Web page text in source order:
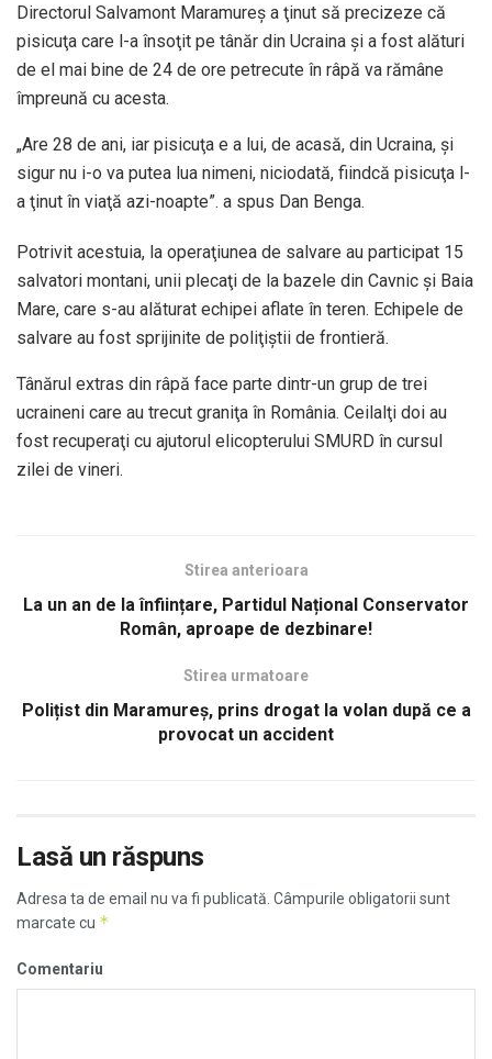
Directorul Salvamont Maramureş a ţinut să precizeze că
pisicuţa care l-a însoţit pe tânăr din Ucraina şi a fost alături
de el mai bine de 24 de ore petrecute în râpă va rămâne
împreună cu acesta.
„Are 28 de ani, iar pisicuţa e a lui, de acasă, din Ucraina, şi
sigur nu i-o va putea lua nimeni, niciodată, fiindcă pisicuţa l-
a ţinut în viaţă azi-noapte”. a spus Dan Benga.
Potrivit acestuia, la operaţiunea de salvare au participat 15
salvatori montani, unii plecaţi de la bazele din Cavnic şi Baia
Mare, care s-au alăturat echipei aflate în teren. Echipele de
salvare au fost sprijinite de poliţiştii de frontieră.
Tânărul extras din râpă face parte dintr-un grup de trei
ucraineni care au trecut graniţa în România. Ceilalţi doi au
fost recuperaţi cu ajutorul elicopterului SMURD în cursul
zilei de vineri.
Stirea anterioara
La un an de la înființare, Partidul Național Conservator
Român, aproape de dezbinare!
Stirea urmatoare
Polițist din Maramureș, prins drogat la volan după ce a
provocat un accident
Lasă un răspuns
Adresa ta de email nu va fi publicată. Câmpurile obligatorii sunt
marcate cu *
Comentariu